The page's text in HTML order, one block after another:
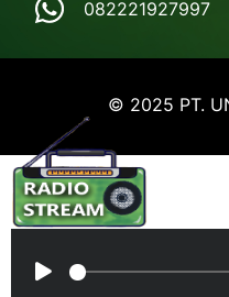
082221927997
© 2025 PT.